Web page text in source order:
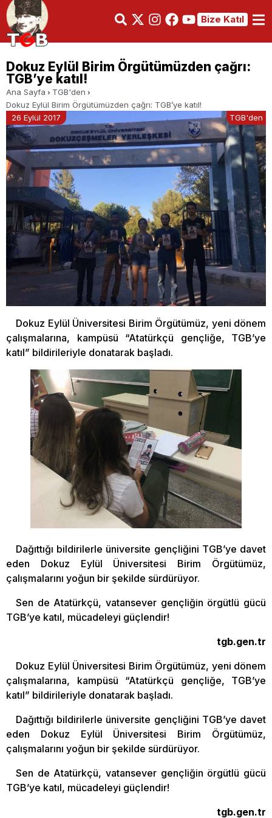
Bize Katıl
Dokuz Eylül Birim Örgütümüzden çağrı:
TGB’ye katıl!
Ana Sayfa
TGB'den
Dokuz Eylül Birim Örgütümüzden çağrı: TGB’ye katıl!
26 Eylül 2017
TGB'den
Dokuz Eylül Üniversitesi Birim Örgütümüz, yeni dönem
çalışmalarına, kampüsü “Atatürkçü gençliğe, TGB’ye
katıl” bildirileriyle donatarak başladı.
Dağıttığı bildirilerle üniversite gençliğini TGB’ye davet
eden Dokuz Eylül Üniversitesi Birim Örgütümüz,
çalışmalarını yoğun bir şekilde sürdürüyor.
Sen de Atatürkçü, vatansever gençliğin örgütlü gücü
TGB’ye katıl, mücadeleyi güçlendir!
tgb.gen.tr
Dokuz Eylül Üniversitesi Birim Örgütümüz, yeni dönem
çalışmalarına, kampüsü “Atatürkçü gençliğe, TGB’ye
katıl” bildirileriyle donatarak başladı.
Dağıttığı bildirilerle üniversite gençliğini TGB’ye davet
eden Dokuz Eylül Üniversitesi Birim Örgütümüz,
çalışmalarını yoğun bir şekilde sürdürüyor.
Sen de Atatürkçü, vatansever gençliğin örgütlü gücü
TGB’ye katıl, mücadeleyi güçlendir!
tgb.gen.tr